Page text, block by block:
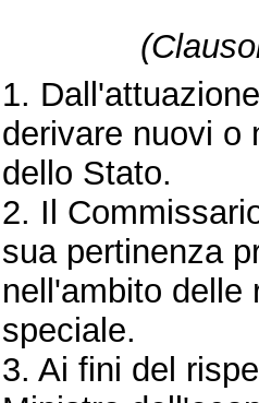
1.
derivare nuovi o
dello Stato.
2. Il
sua pertinenza
nell'ambito delle
speciale.
3. Ai fini del